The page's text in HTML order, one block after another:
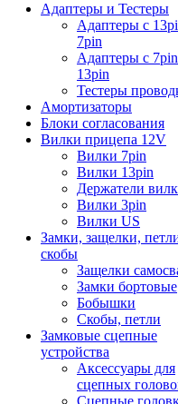
Адаптеры и Тестеры
Адаптеры с
7pin
Адаптеры с
13pin
Тестеры
Амортизаторы
Блоки согласования
Вилки прицепа 12V
Вилки 7pin
Вилки 13pin
Держатели
Вилки 3pin
Вилки US
Замки, защелки,
скобы
Защелки
Замки бортовые
Бобышки
Скобы, петли
Замковые сцепные
устройства
Аксессуары для
сцепных
Сцепные